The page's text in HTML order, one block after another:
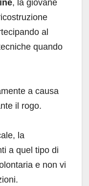
, la giovane
al
quando
a causa
il rogo.
la
a quel tipo di
e non vi